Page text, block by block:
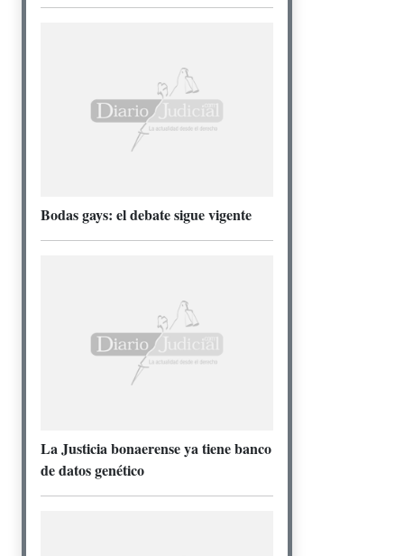
Bodas gays: el debate sigue vigente
La Justicia bonaerense ya tiene banco
de datos genético